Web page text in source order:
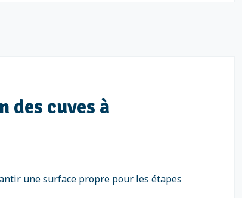
des cuves à
une surface propre pour les étapes